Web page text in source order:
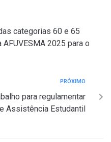
categorias 60 e 65
2025 para o
PRÓXIMO
para regulamentar
Assistência Estudantil